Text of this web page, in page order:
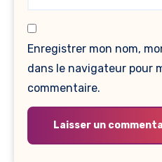
Enregistrer mon nom,
dans le navigateur pour
commentaire.